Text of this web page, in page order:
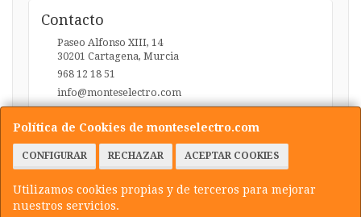
Política de Cookies de monteselectro.com
CONFIGURAR RECHAZAR ACEPTAR COOKIES
Utilizamos cookies propias y de terceros para mejorar
nuestros servicios.
Contacto
Paseo Alfonso XIII, 14
30201 Cartagena, Murcia
968 12 18 51
info@monteselectro.com
Horario
Lunes a Viernes: 09:45-14:00 y 17:00-20:30 / Sábados:
09:45-14:00